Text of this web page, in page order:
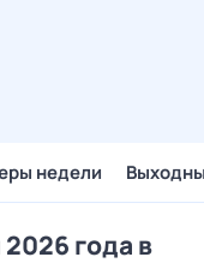
недели
года в